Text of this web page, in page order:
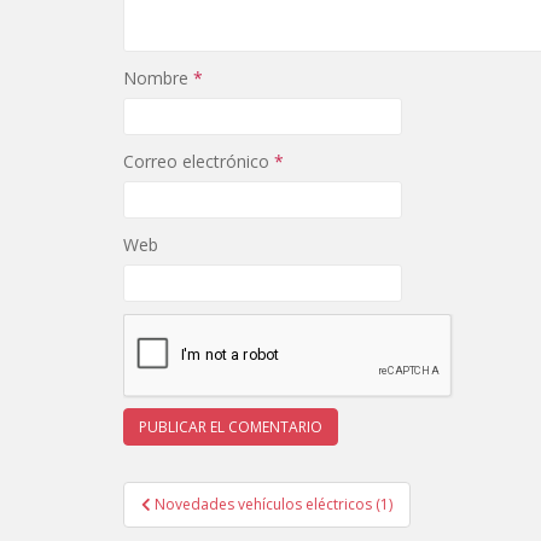
Nombre *
Correo electrónico *
Web
Navegación
de
Novedades vehículos eléctricos (1)